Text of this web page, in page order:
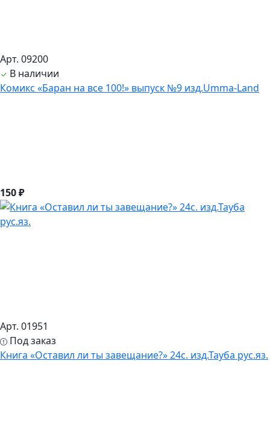
Арт. 09200
В наличии
Комикс «Баран на все 100!» выпуск №9 изд.Umma-Land
150 ₽
Арт. 01951
Под заказ
Книга «Оставил ли ты завещание?» 24с. изд.Тауба рус.яз.